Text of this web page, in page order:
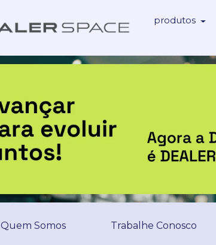
produtos
Quem Somos Trabalhe Conosco